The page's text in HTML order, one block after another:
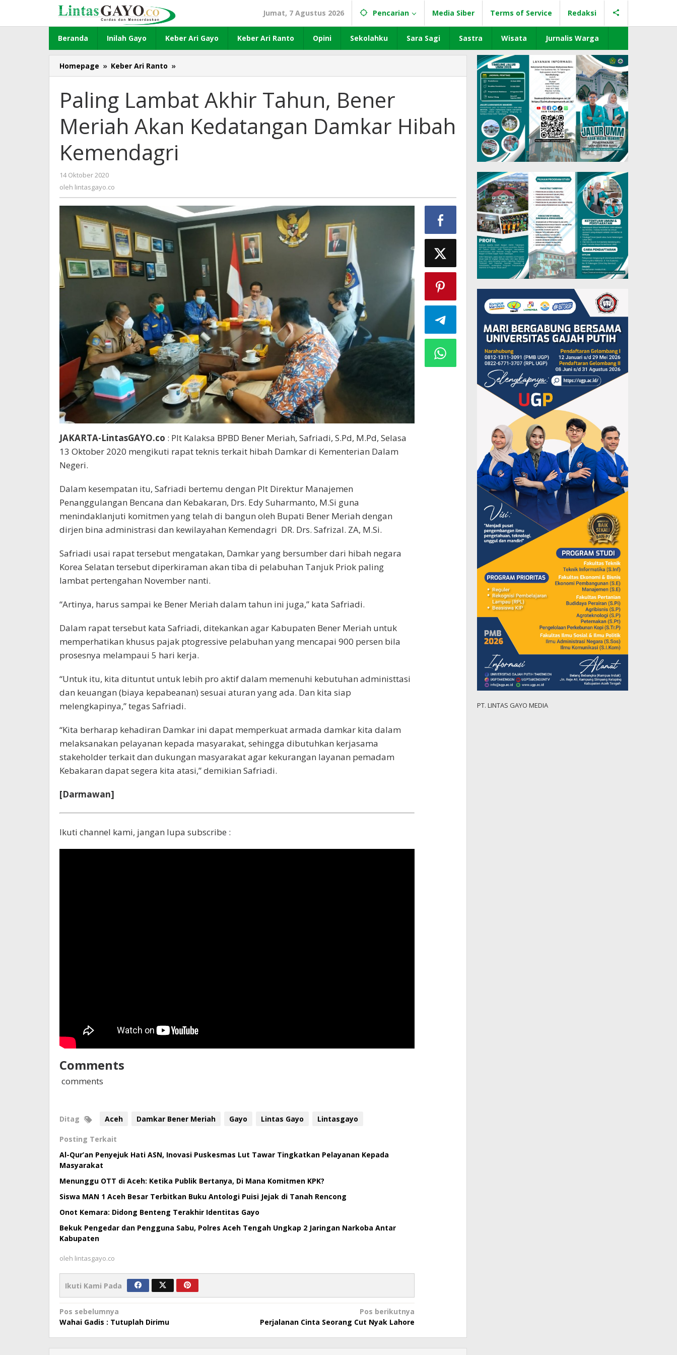
konten
Jumat, 7 Agustus 2026 Pencarian Media Siber Terms of Service Redaksi
Beranda Inilah Gayo Keber Ari Gayo Keber Ari Ranto Opini Sekolahku Sara Sagi Sastra Wisata Jurnalis Warga
Homepage » Keber Ari Ranto »
Lambat
Tahun,
Bener
Meriah
Akan
Paling Lambat Akhir Tahun, Bener
Meriah Akan Kedatangan Damkar Hibah
Kemendagri
14 Oktober 2020
lintasgayo.co
oleh lintasgayo.co
JAKARTA-LintasGAYO.co : Plt Kalaksa BPBD Bener Meriah, Safriadi, S.Pd, M.Pd, Selasa
13 Oktober 2020 mengikuti rapat teknis terkait hibah Damkar di Kementerian Dalam
Negeri.
Dalam kesempatan itu, Safriadi bertemu dengan Plt Direktur Manajemen
Penanggulangan Bencana dan Kebakaran, Drs. Edy Suharmanto, M.Si guna
menindaklanjuti komitmen yang telah di bangun oleh Bupati Bener Meriah dengan
dirjen bina administrasi dan kewilayahan Kemendagri DR. Drs. Safrizal. ZA, M.Si.
Safriadi usai rapat tersebut mengatakan, Damkar yang bersumber dari hibah negara
Korea Selatan tersebut diperkiraman akan tiba di pelabuhan Tanjuk Priok paling
lambat pertengahan November nanti.
“Artinya, harus sampai ke Bener Meriah dalam tahun ini juga,” kata Safriadi.
Dalam rapat tersebut kata Safriadi, ditekankan agar Kabupaten Bener Meriah untuk
memperhatikan khusus pajak ptogressive pelabuhan yang mencapai 900 persen bila
prosesnya melampaui 5 hari kerja.
“Untuk itu, kita dituntut untuk lebih pro aktif dalam memenuhi kebutuhan administtasi
dan keuangan (biaya kepabeanan) sesuai aturan yang ada. Dan kita siap
melengkapinya,” tegas Safriadi.
“Kita berharap kehadiran Damkar ini dapat memperkuat armada damkar kita dalam
melaksanakan pelayanan kepada masyarakat, sehingga dibutuhkan kerjasama
stakeholder terkait dan dukungan masyarakat agar kekurangan layanan pemadam
Kebakaran dapat segera kita atasi,” demikian Safriadi.
[Darmawan]
Ikuti channel kami, jangan lupa subscribe :
Comments
comments
Ditag Aceh Damkar Bener Meriah Gayo Lintas Gayo Lintasgayo
Posting Terkait
Al-Qur’an Penyejuk Hati ASN, Inovasi Puskesmas Lut Tawar Tingkatkan Pelayanan Kepada
Masyarakat
Menunggu OTT di Aceh: Ketika Publik Bertanya, Di Mana Komitmen KPK?
Siswa MAN 1 Aceh Besar Terbitkan Buku Antologi Puisi Jejak di Tanah Rencong
Onot Kemara: Didong Benteng Terakhir Identitas Gayo
Bekuk Pengedar dan Pengguna Sabu, Polres Aceh Tengah Ungkap 2 Jaringan Narkoba Antar
Kabupaten
oleh lintasgayo.co
Ikuti Kami Pada
Navigasi
pos
Pos sebelumnya
Wahai Gadis : Tutuplah Dirimu
Pos berikutnya
Perjalanan Cinta Seorang Cut Nyak Lahore
PT. LINTAS GAYO MEDIA